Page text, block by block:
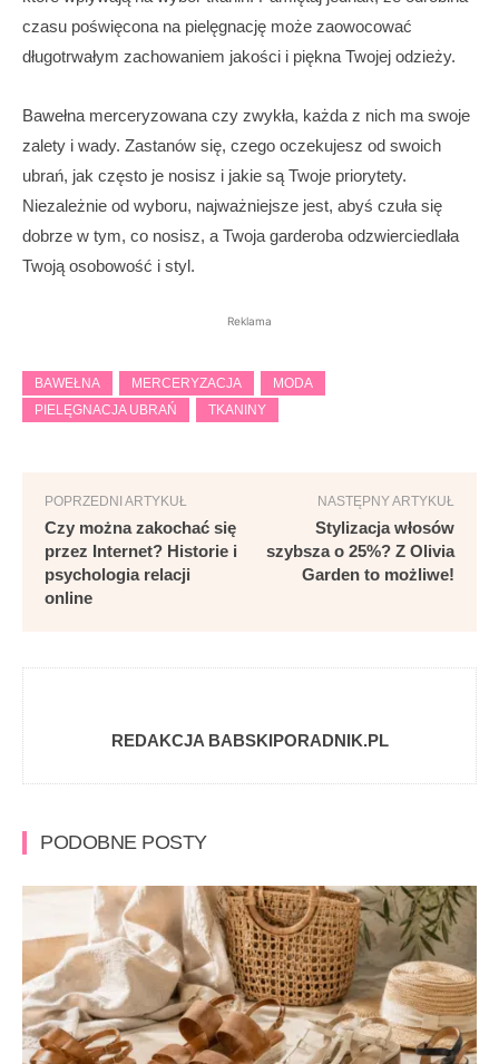
czasu poświęcona na pielęgnację może zaowocować
długotrwałym zachowaniem jakości i piękna Twojej odzieży.
Bawełna merceryzowana czy zwykła, każda z nich ma swoje
zalety i wady. Zastanów się, czego oczekujesz od swoich
ubrań, jak często je nosisz i jakie są Twoje priorytety.
Niezależnie od wyboru, najważniejsze jest, abyś czuła się
dobrze w tym, co nosisz, a Twoja garderoba odzwierciedlała
Twoją osobowość i styl.
Reklama
BAWEŁNA MERCERYZACJA
MODA
PIELĘGNACJA UBRAŃ
TKANINY
POPRZEDNI ARTYKUŁ
Czy można zakochać się
przez Internet? Historie i
psychologia relacji
online
NASTĘPNY ARTYKUŁ
Stylizacja włosów
szybsza o 25%? Z Olivia
Garden to możliwe!
REDAKCJA BABSKIPORADNIK.PL
PODOBNE POSTY